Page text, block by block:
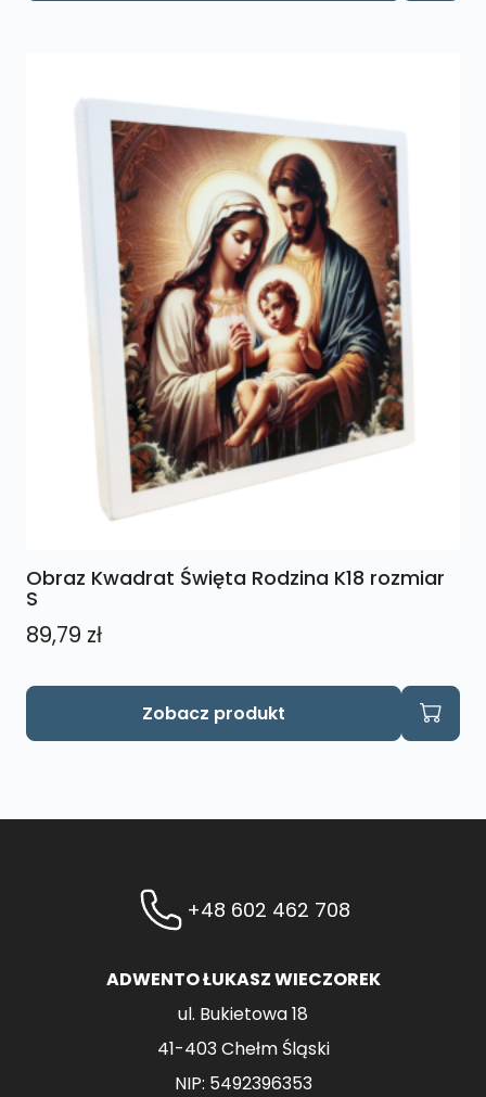
Obraz Kwadrat Święta Rodzina K18 rozmiar
S
89,79 zł
Zobacz produkt
+48 602 462 708
ADWENTO ŁUKASZ WIECZOREK
ul. Bukietowa 18
41-403 Chełm Śląski
NIP: 5492396353